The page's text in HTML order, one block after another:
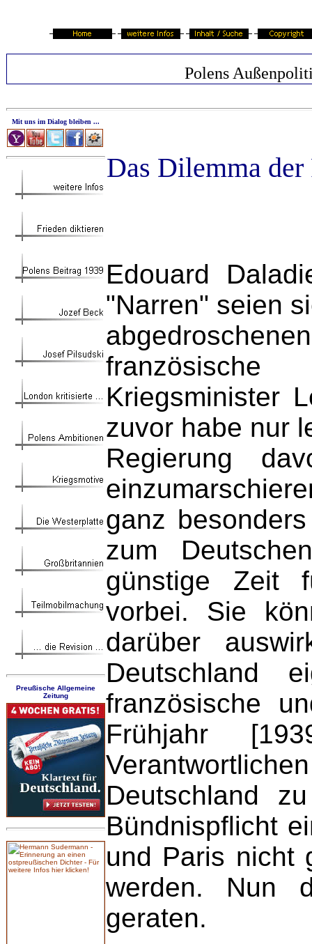
Polens
Mit uns im Dialog bleiben ...
Preußische Allgemeine
Zeitung
Das Dilemma
Edouard
"Narren" seien
Kriegsminister
zuvor habe nur
Regierung
ganz
zum
günstige Zeit
vorbei. Sie
darüber
Deutschland
französische
Frühjahr
Deutschland
Bündnispflicht
und Paris nicht
werden. Nun
geraten.